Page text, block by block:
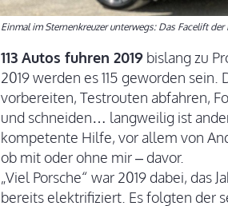
Einmal im Sternenkreuzer unterwegs: Das Facelift der
113 Autos fuhren 2019 bislang zu
2019 werden es 115 geworden
vorbereiten, Testrouten abfahren,
und schneiden… langweilig ist
kompetente Hilfe, vor allem von
ob mit oder ohne mir – davor.
„Viel Porsche“ war 2019 dabei, das
bereits elektrifiziert. Es folgten der